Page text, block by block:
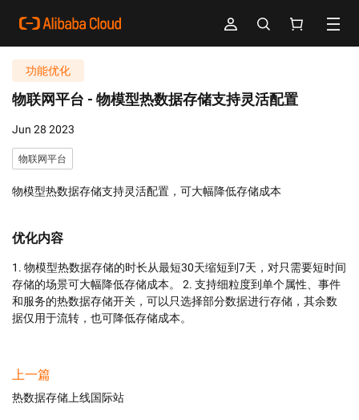
功能优化
物联网平台 - 物模型热数据存储支持灵活配置
Jun 28 2023
物联网平台
物模型热数据存储支持灵活配置，可大幅降低存储成本
优化内容
1. 物模型热数据存储的时长从最短30天缩短到7天，对只需要短时间
存储的场景可大幅降低存储成本。 2. 支持细粒度到单个属性、事件
和服务的热数据存储开关，可以只选择部分数据进行存储，其余数
据仅用于流转，也可降低存储成本。
上一篇
热数据存储上线国际站